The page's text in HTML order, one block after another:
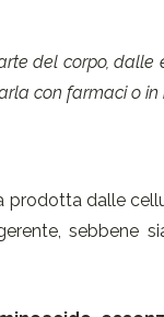
del corpo, dalle
con farmaci o
dalle
sebbene